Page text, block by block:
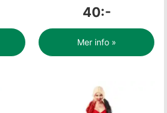
40:-
Mer info »